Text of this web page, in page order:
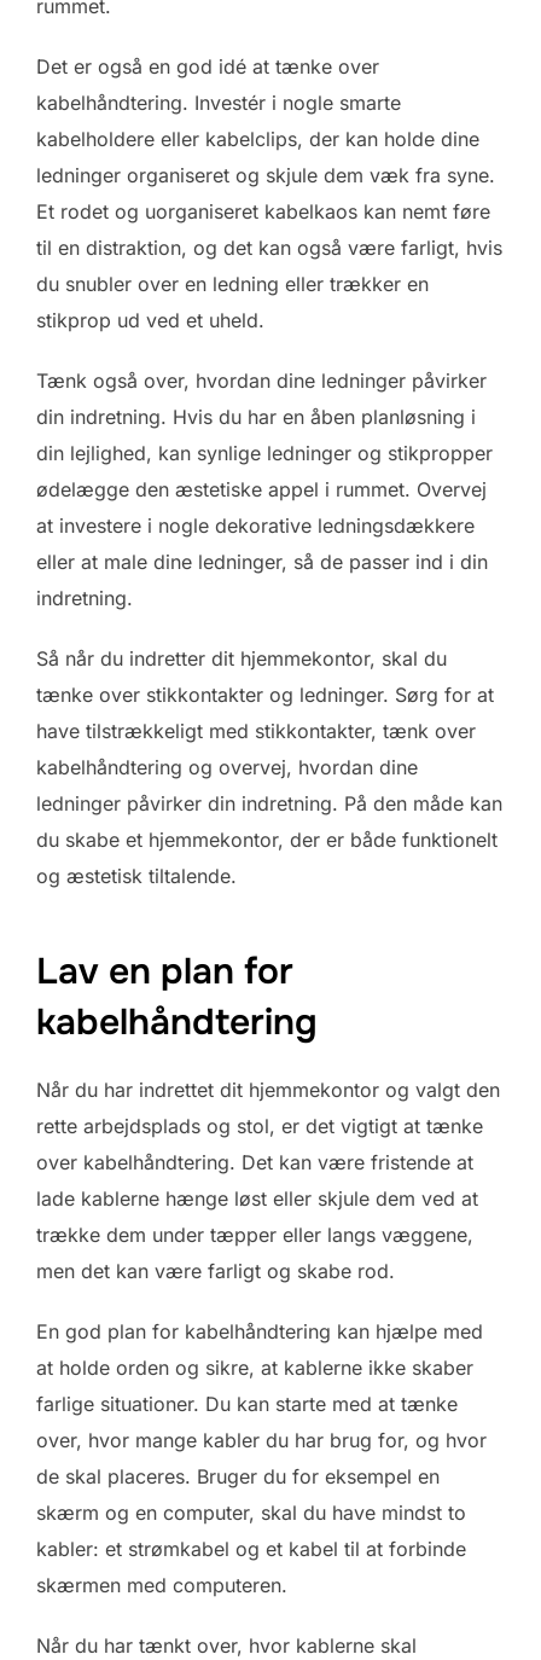
rummet.
Det er også en god idé at tænke over
kabelhåndtering. Investér i nogle smarte
kabelholdere eller kabelclips, der kan holde dine
ledninger organiseret og skjule dem væk fra syne.
Et rodet og uorganiseret kabelkaos kan nemt føre
til en distraktion, og det kan også være farligt, hvis
du snubler over en ledning eller trækker en
stikprop ud ved et uheld.
Tænk også over, hvordan dine ledninger påvirker
din indretning. Hvis du har en åben planløsning i
din lejlighed, kan synlige ledninger og stikpropper
ødelægge den æstetiske appel i rummet. Overvej
at investere i nogle dekorative ledningsdækkere
eller at male dine ledninger, så de passer ind i din
indretning.
Så når du indretter dit hjemmekontor, skal du
tænke over stikkontakter og ledninger. Sørg for at
have tilstrækkeligt med stikkontakter, tænk over
kabelhåndtering og overvej, hvordan dine
ledninger påvirker din indretning. På den måde kan
du skabe et hjemmekontor, der er både funktionelt
og æstetisk tiltalende.
Lav en plan for
kabelhåndtering
Når du har indrettet dit hjemmekontor og valgt den
rette arbejdsplads og stol, er det vigtigt at tænke
over kabelhåndtering. Det kan være fristende at
lade kablerne hænge løst eller skjule dem ved at
trække dem under tæpper eller langs væggene,
men det kan være farligt og skabe rod.
En god plan for kabelhåndtering kan hjælpe med
at holde orden og sikre, at kablerne ikke skaber
farlige situationer. Du kan starte med at tænke
over, hvor mange kabler du har brug for, og hvor
de skal placeres. Bruger du for eksempel en
skærm og en computer, skal du have mindst to
kabler: et strømkabel og et kabel til at forbinde
skærmen med computeren.
Når du har tænkt over, hvor kablerne skal